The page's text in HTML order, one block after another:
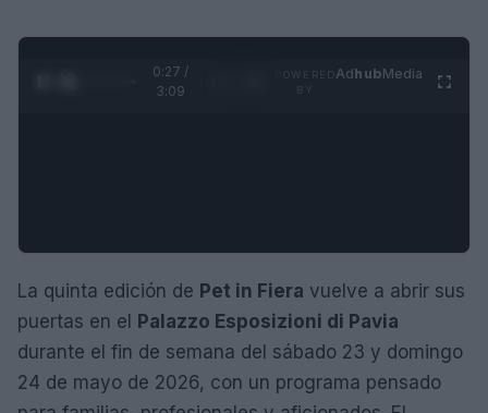
0:28 /
3:09
AdhubMedia
La quinta edición de Pet in Fiera vuelve a abrir sus
puertas en el
Palazzo Esposizioni di Pavia
durante el fin de semana del sábado 23 y domingo
24 de mayo de 2026, con un programa pensado